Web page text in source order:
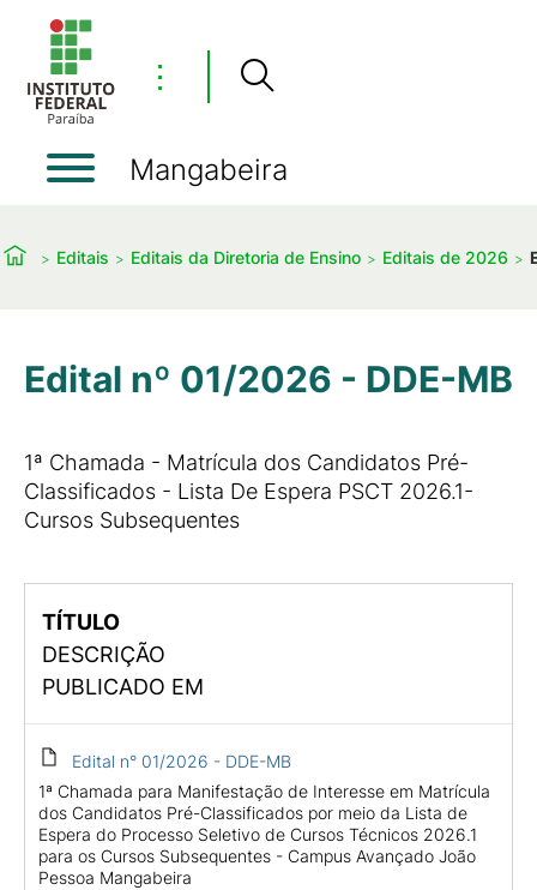
⋮
Mangabeira
Editais Editais da Diretoria de Ensino Editais de 2026
Edital nº 01/2026 - DDE-MB
1ª Chamada - Matrícula dos Candidatos Pré-
Classificados - Lista De Espera PSCT 2026.1-
Cursos Subsequentes
TÍTULO
DESCRIÇÃO
PUBLICADO EM
Edital n° 01/2026 - DDE-MB
1ª Chamada para Manifestação de Interesse em Matrícula
dos Candidatos Pré-Classificados por meio da Lista de
Espera do Processo Seletivo de Cursos Técnicos 2026.1
para os Cursos Subsequentes - Campus Avançado João
Pessoa Mangabeira